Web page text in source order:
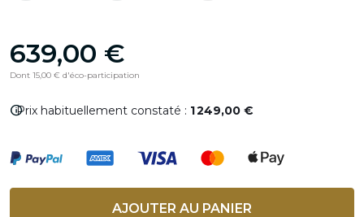
639,00 €
Dont 15,00 € d'éco-participation
infoPrix habituellement constaté : 1 249,00 €
AJOUTER AU PANIER